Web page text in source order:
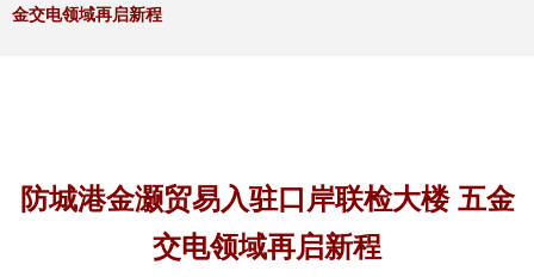
金交电领域再启新程
防城港金灏贸易入驻口岸联检大楼 五金
交电领域再启新程